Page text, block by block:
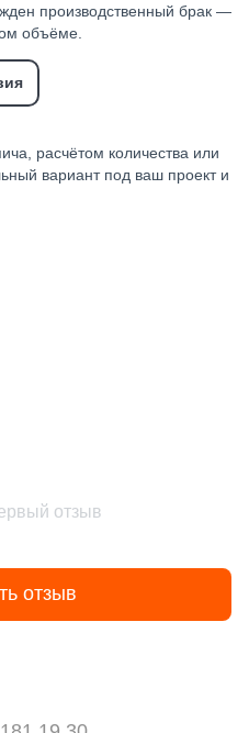
производственный брак —
объёме.
расчётом количества или
вариант под ваш проект и
отзыв
отзыв